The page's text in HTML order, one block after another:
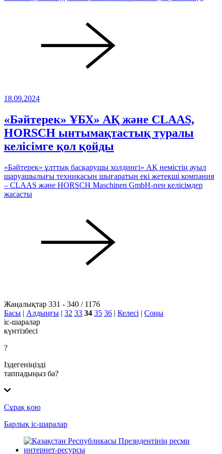
18.09.2024
«Бәйтерек» ҰБХ» АҚ және CLAAS,
HORSCH ынтымақтастық туралы
келісімге қол қойды
«Бәйтерек» ұлттық басқарушы холдингі» АҚ немістің ауыл
шаруашылығы техникасын шығаратын екі жетекші компания
– CLAAS және HORSCH Maschinen GmbH-пен келісімдер
жасасты
Жаңалықтар 331 - 340 / 1176
Басы | Алдыңғы | 32 33 34 35 36 | Келесі | Соңы
іс-шаралар
күнтізбесі
?
Іздегеніңізді
таппадыңыз ба?
Сұрақ қою
Барлық іс-шаралар